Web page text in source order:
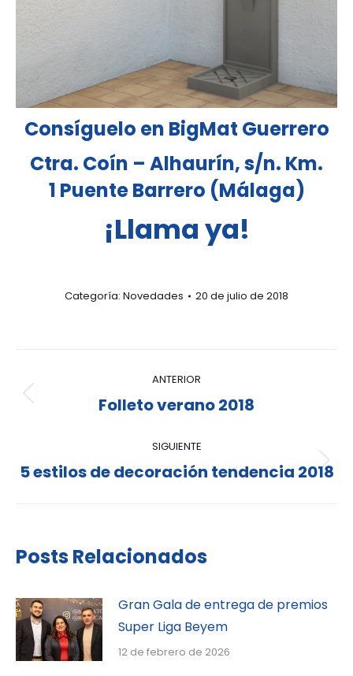
Consíguelo en BigMat Guerrero
Ctra. Coín – Alhaurín, s/n. Km.
1 Puente Barrero (Málaga)
¡Llama ya!
Categoría: Novedades 20 de julio de 2018
ANTERIOR
Folleto verano 2018
SIGUIENTE
5 estilos de decoración tendencia 2018
Posts Relacionados
Gran Gala de entrega de premios
Super Liga Beyem
12 de febrero de 2026